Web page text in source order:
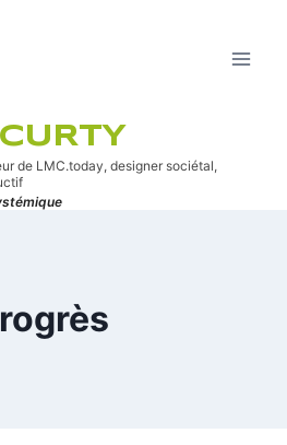
de LMC.today, designer sociétal,